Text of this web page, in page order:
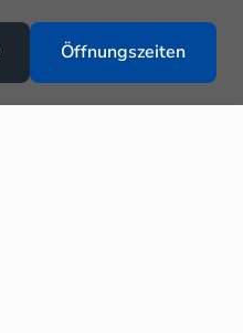
Öffnungszeiten